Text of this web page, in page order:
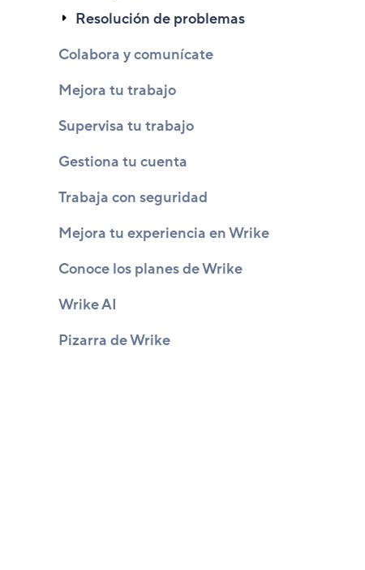
Resolución de problemas
Colabora y comunícate
Mejora tu trabajo
Supervisa tu trabajo
Gestiona tu cuenta
Trabaja con seguridad
Mejora tu experiencia en Wrike
Conoce los planes de Wrike
Wrike AI
Pizarra de Wrike